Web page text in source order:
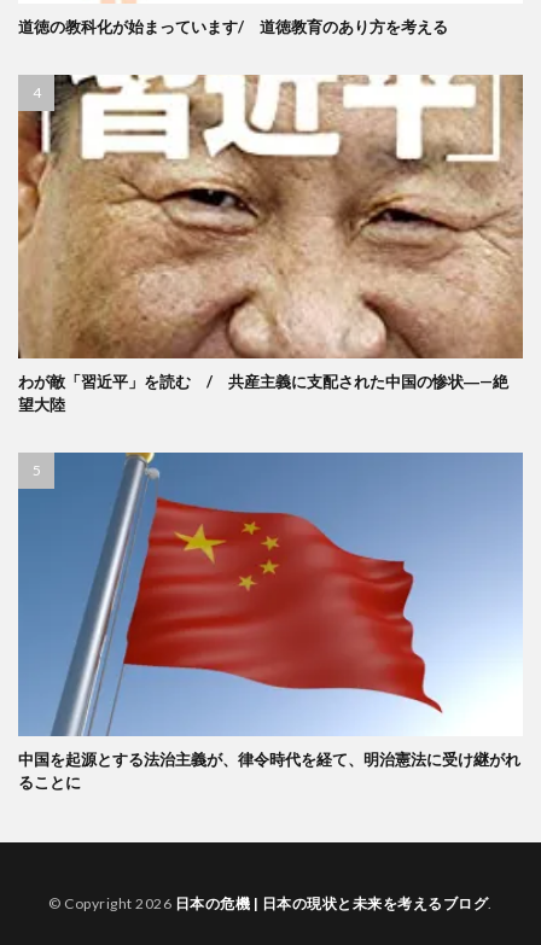
道徳の教科化が始まっています/ 道徳教育のあり方を考える
わが敵「習近平」を読む / 共産主義に支配された中国の惨状―—絶
望大陸
中国を起源とする法治主義が、律令時代を経て、明治憲法に受け継がれ
ることに
© Copyright 2026 日本の危機 | 日本の現状と未来を考えるブログ.